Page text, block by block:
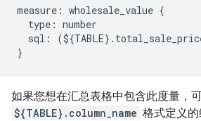
measure: wholesale_value {
  type: number
sql:
如果您想在汇总表格中包含此度量，
${TABLE}.column_name 格式定义